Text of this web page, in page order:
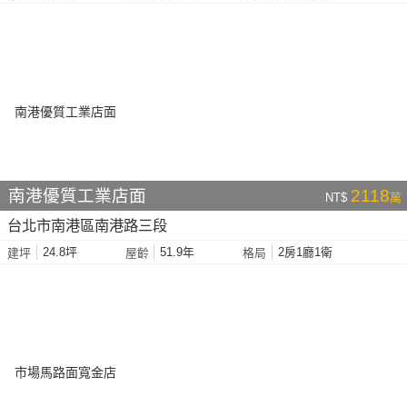
南港優質工業店面 NT$ 2118萬
台北市南港區南港路三段
建坪 24.8坪 屋齡 51.9年 格局 2房1廳1衛